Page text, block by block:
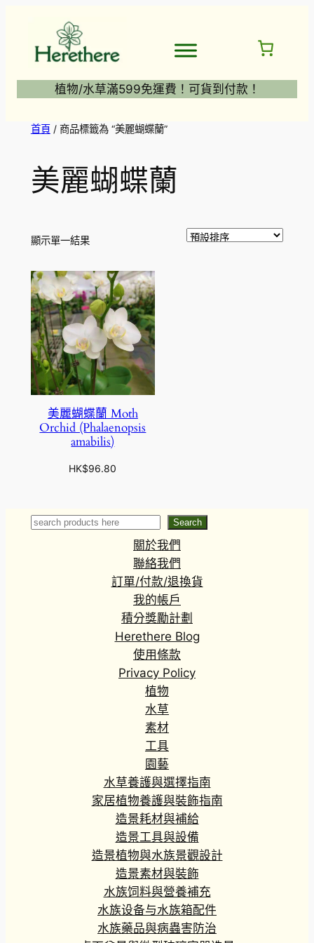
植物/水草滿599免運費！可貨到付款！
首頁/ 商品標籤為 “美麗蝴蝶蘭”
美麗蝴蝶蘭
顯示單一結果
美麗蝴蝶蘭 Moth
Orchid (Phalaenopsis
amabilis)
HK$96.80
Search Search
關於我們
聯絡我們
訂單/付款/退換貨
我的帳戶
積分獎勵計劃
Herethere Blog
使用條款
Privacy Policy
植物
水草
素材
工具
園藝
水草養護與選擇指南
家居植物養護與裝飾指南
造景耗材與補給
造景工具與設備
造景植物與水族景觀設計
造景素材與裝飾
水族饲料與營養補充
水族设备与水族箱配件
水族藥品與病蟲害防治